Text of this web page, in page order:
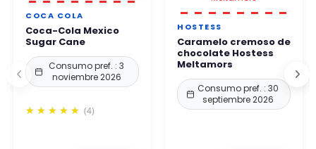
COCA COLA
Coca-Cola Mexico
Sugar Cane
Consumo pref. : 3
noviembre 2026
(4)
HOSTESS
Caramelo cremoso de
chocolate Hostess
Meltamors
Consumo pref. : 30
septiembre 2026